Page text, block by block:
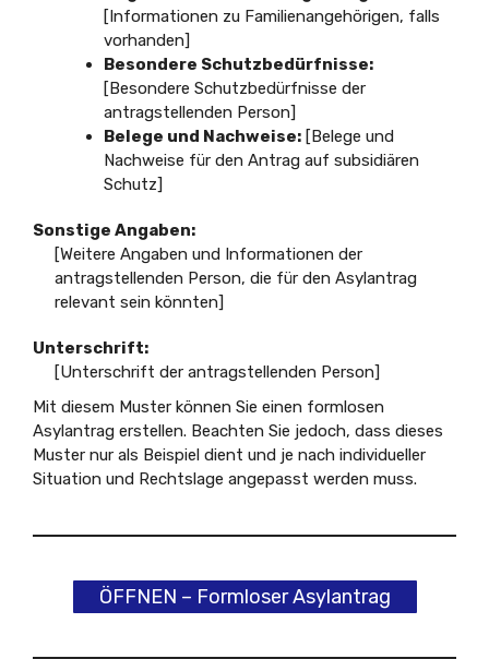
[Informationen zu Familienangehörigen, falls
vorhanden]
Besondere Schutzbedürfnisse:
[Besondere Schutzbedürfnisse der
antragstellenden Person]
Belege und Nachweise: [Belege und
Nachweise für den Antrag auf subsidiären
Schutz]
Sonstige Angaben:
[Weitere Angaben und Informationen der
antragstellenden Person, die für den Asylantrag
relevant sein könnten]
Unterschrift:
[Unterschrift der antragstellenden Person]
Mit diesem Muster können Sie einen formlosen
Asylantrag erstellen. Beachten Sie jedoch, dass dieses
Muster nur als Beispiel dient und je nach individueller
Situation und Rechtslage angepasst werden muss.
ÖFFNEN – Formloser Asylantrag